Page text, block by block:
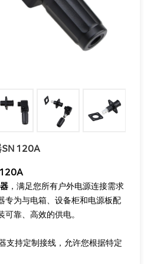
120A
，满足您所有户外电源连接需求
专为与电箱、设备柜和电源板配
靠、高效的供电。
支持定制接线，允许您根据特定